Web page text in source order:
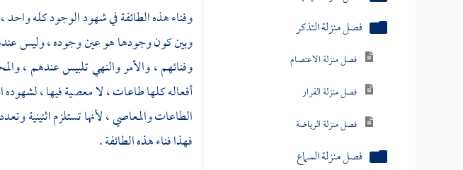
فصل منزلة التذكر
فصل منزلة الاعتصام
فصل منزلة الفرار
فصل منزلة الرياضة
فصل منزلة السماع
وفناء هذه الطائفة في شهود الوجود كله
وبين كون وجودها هو عين وجوده ، وليس
وفنائهم ، والأمر والنهي تلبيس عندهم ،
أفعاله كلها طاعات ، لا معصية فيها ،
الطاعات والمعاصي ، لأنها تستلزم اثنينية
فهذا فناء هذه الطائفة .